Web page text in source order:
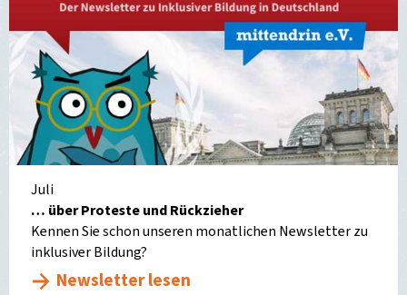
Juli
… über Proteste und Rückzieher
Kennen Sie schon unseren monatlichen Newsletter zu
inklusiver Bildung?
Newsletter lesen